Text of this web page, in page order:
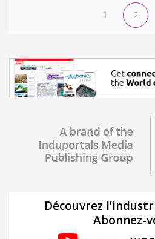
1 2
Découvrez
Abonnez-